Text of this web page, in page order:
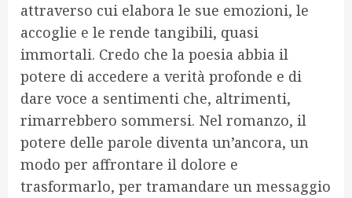
attraverso cui elabora le sue emozioni, le
accoglie e le rende tangibili, quasi
immortali. Credo che la poesia abbia il
potere di accedere a verità profonde e di
dare voce a sentimenti che, altrimenti,
rimarrebbero sommersi. Nel romanzo, il
potere delle parole diventa un’ancora, un
modo per affrontare il dolore e
trasformarlo, per tramandare un messaggio